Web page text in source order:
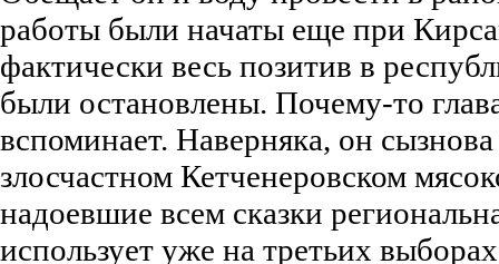
работы были начаты еще при
фактически весь позитив в
были остановлены. Почему-то
вспоминает. Наверняка, он
злосчастном Кетченеровском
надоевшие всем сказки
использует уже на третьих